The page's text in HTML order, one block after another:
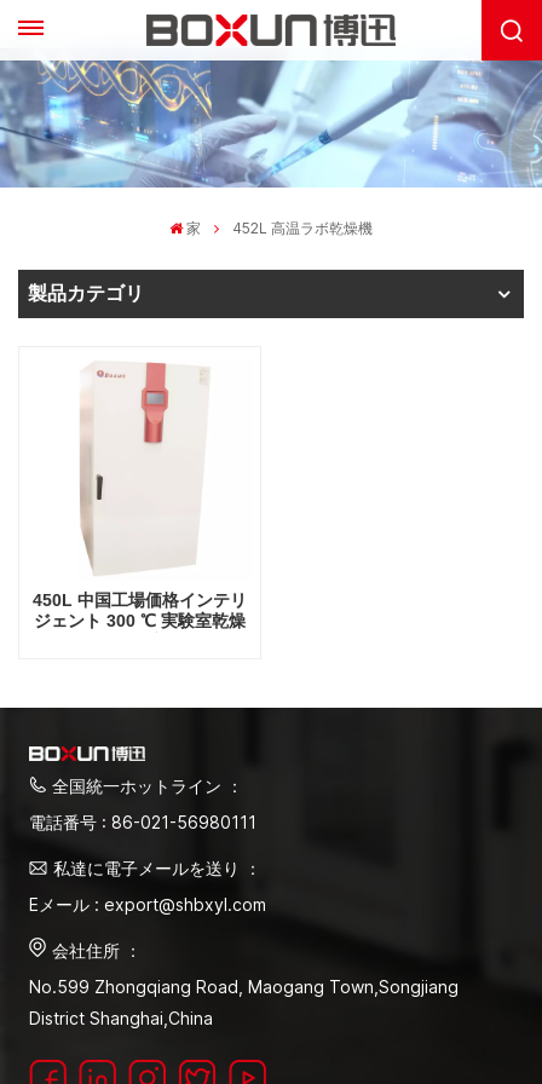
家 452L 高温ラボ乾燥機
製品カテゴリ
450L 中国工場価格インテリ
ジェント 300 ℃ 実験室乾燥
全国統一ホットライン ：
電話番号 : 86-021-56980111
私達に電子メールを送り ：
Eメール : export@shbxyl.com
会社住所 ：
No.599 Zhongqiang Road, Maogang Town,Songjiang
District Shanghai,China